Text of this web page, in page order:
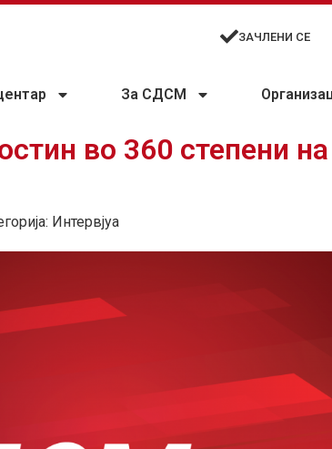
ЗАЧЛЕНИ СЕ
За СДСМ
во 360 степени
Интервјуа